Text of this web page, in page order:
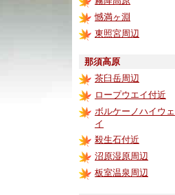
憾満ヶ淵
東照宮周辺
那須高原
茶臼岳周辺
ロープウエイ付近
ボルケーノハイウェ
イ
殺生石付近
沼原湿原周辺
板室温泉周辺